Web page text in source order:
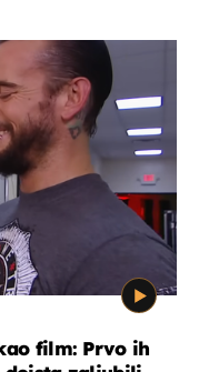
film: Prvo ih